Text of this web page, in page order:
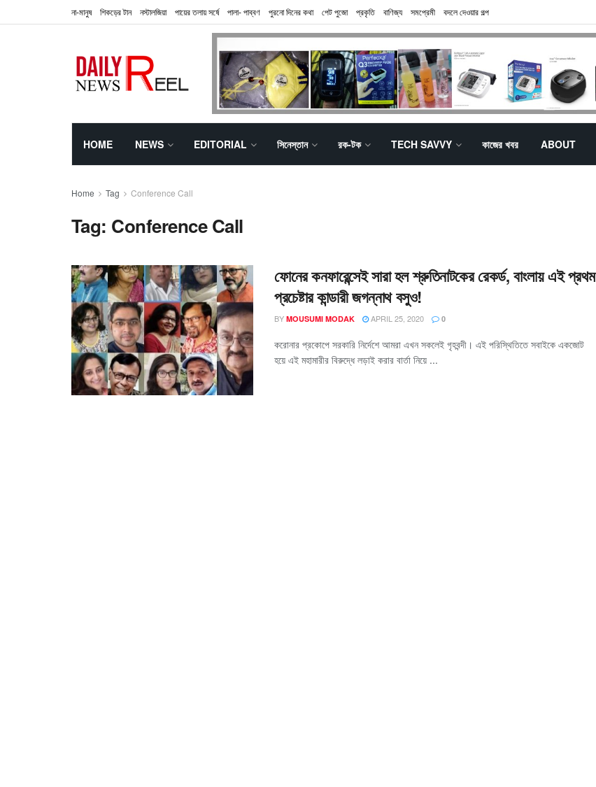
না-মানুষ শিকড়ের টান নস্টালজিয়া পায়ের তলায় সর্ষে পালা- পাব্বণ পুরনো দিনের কথা পেট পুজো প্রকৃতি বাণিজ্য সমপ্রেমী বদলে দেওয়ার গল্প
HOME NEWS EDITORIAL সিনেস্তান রক-টক TECH SAVVY কাজের খবর ABOUT
Home Tag Conference Call
Tag: Conference Call
ফোনের কনফারেন্সেই সারা হল শ্রুতিনাটকের রেকর্ড, বাংলায় এই প্রথম
প্রচেষ্টার কান্ডারী জগন্নাথ বসুও!
BY MOUSUMI MODAK APRIL 25, 2020 0
করোনার প্রকোপে সরকারি নির্দেশে আমরা এখন সকলেই গৃহবন্দী। এই পরিস্থিতিতে সবাইকে একজোট
হয়ে এই মহামারীর বিরুদ্ধে লড়াই করার বার্তা নিয়ে ...